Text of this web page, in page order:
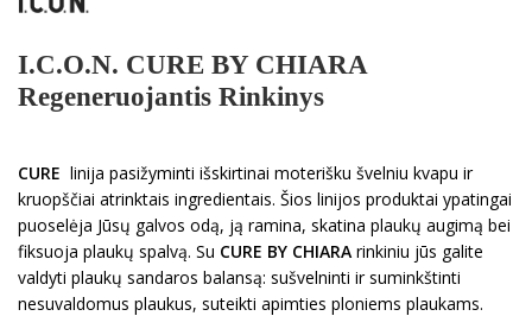
I.C.O.N. CURE BY CHIARA
Regeneruojantis Rinkinys
CURE linija pasižyminti išskirtinai moterišku švelniu kvapu ir
kruopščiai atrinktais ingredientais. Šios linijos produktai ypatingai
puoselėja Jūsų galvos odą, ją ramina, skatina plaukų augimą bei
fiksuoja plaukų spalvą. Su CURE BY CHIARA rinkiniu jūs galite
valdyti plaukų sandaros balansą: sušvelninti ir suminkštinti
nesuvaldomus plaukus, suteikti apimties ploniems plaukams.